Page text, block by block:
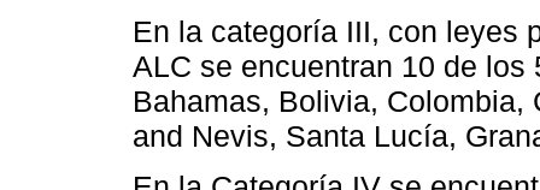
En la categoría III, con leyes
ALC se encuentran 10 de
Bahamas, Bolivia, Colombia,
and Nevis, Santa Lucía,